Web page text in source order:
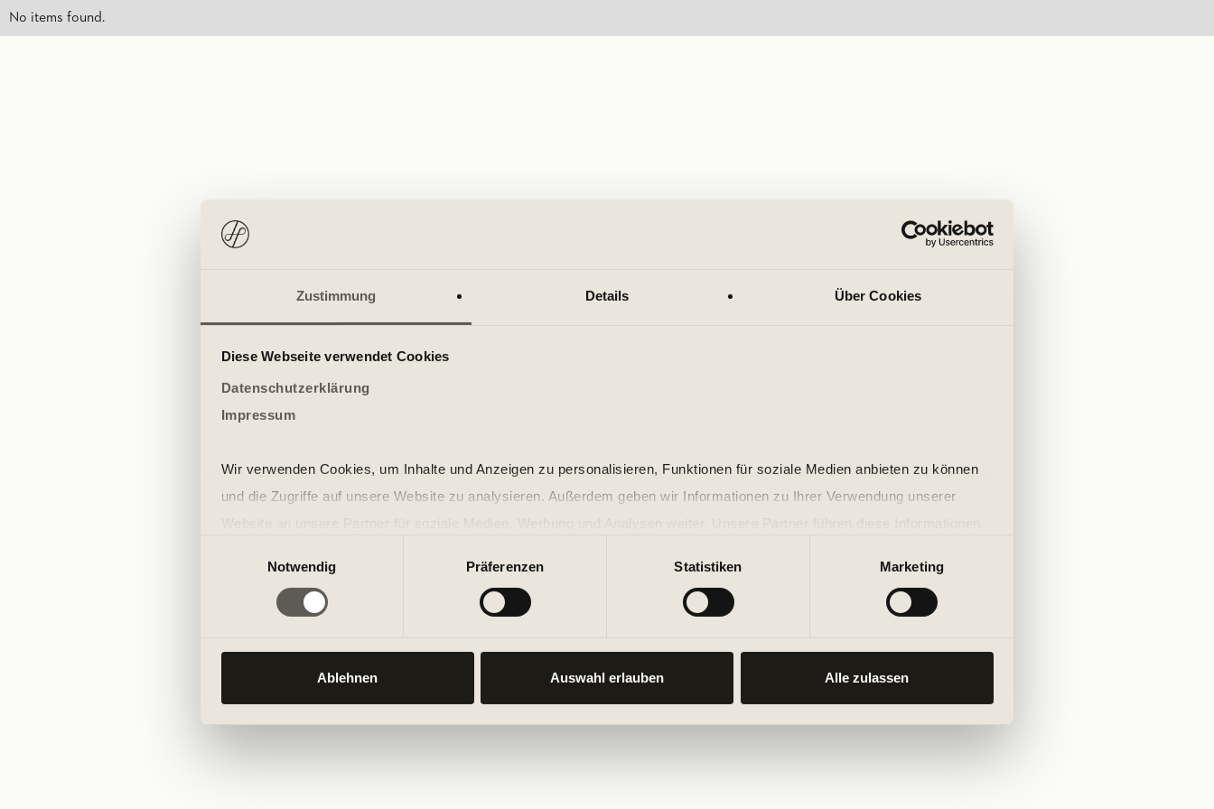
Zustimmung Details Über Cookies
Diese Webseite verwendet Cookies
Datenschutzerklärung
Impressum
Wir verwenden Cookies, um Inhalte und Anzeigen zu personalisieren, Funktionen für soziale Medien anbieten zu können
und die Zugriffe auf unsere Website zu analysieren. Außerdem geben wir Informationen zu Ihrer Verwendung unserer
der Dienste gesammelt haben.
Notwendig
Präferenzen Statistiken Marketing
Ablehnen Auswahl erlauben Alle zulassen
No items found.